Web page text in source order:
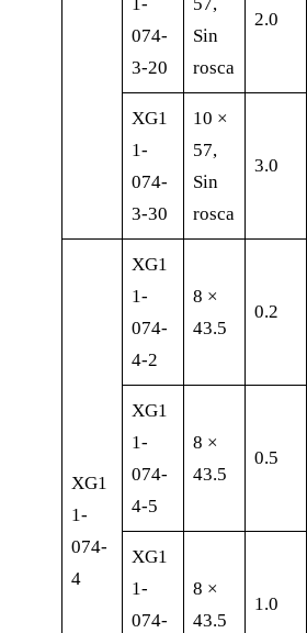
074-
3-20
Sin
rosca
2.0
XG1
1-
074-
3-30
10 ×
57,
Sin
rosca
3.0
XG1
1-
074-
4
XG1
1-
074-
4-2
8 ×
43.5
0.2
XG1
1-
074-
4-5
8 ×
43.5
0.5
XG1
1-
074-
8 ×
43.5
1.0